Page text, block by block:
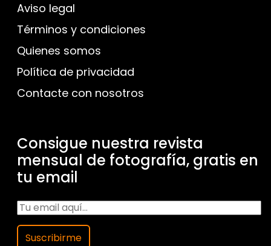
Aviso legal
Términos y condiciones
Quienes somos
Política de privacidad
Contacte con nosotros
Consigue nuestra revista
mensual de fotografía, gratis en
tu email
Suscribirme